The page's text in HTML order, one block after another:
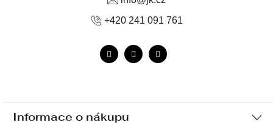
Informace o nákupu
+420 241 091 761